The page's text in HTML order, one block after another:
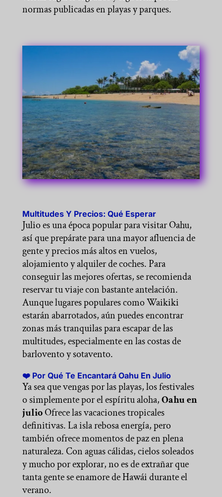
normas publicadas en playas y parques.
Multitudes Y Precios: Qué Esperar
Julio es una época popular para visitar Oahu,
así que prepárate para una mayor afluencia de
gente y precios más altos en vuelos,
alojamiento y alquiler de coches. Para
conseguir las mejores ofertas, se recomienda
reservar tu viaje con bastante antelación.
Aunque lugares populares como Waikiki
estarán abarrotados, aún puedes encontrar
zonas más tranquilas para escapar de las
multitudes, especialmente en las costas de
barlovento y sotavento.
❤️ Por Qué Te Encantará Oahu En Julio
Ya sea que vengas por las playas, los festivales
o simplemente por el espíritu aloha,Oahu en
julioOfrece las vacaciones tropicales
definitivas. La isla rebosa energía, pero
también ofrece momentos de paz en plena
naturaleza. Con aguas cálidas, cielos soleados
y mucho por explorar, no es de extrañar que
tanta gente se enamore de Hawái durante el
verano.